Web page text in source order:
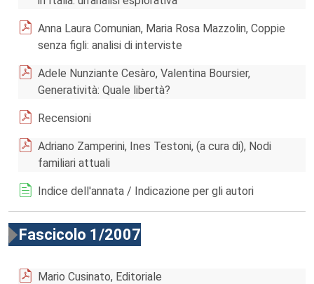
Anna Laura Comunian, Maria Rosa Mazzolin, Coppie
senza figli: analisi di interviste
Adele Nunziante Cesàro, Valentina Boursier,
Generatività: Quale libertà?
Recensioni
Adriano Zamperini, Ines Testoni, (a cura di), Nodi
familiari attuali
Indice dell'annata / Indicazione per gli autori
Fascicolo 1/2007
Mario Cusinato, Editoriale